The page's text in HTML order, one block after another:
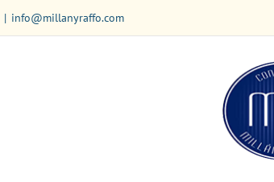
| info@millanyraffo.com